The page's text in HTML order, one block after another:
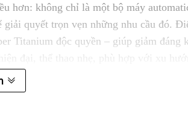
hơn: không chỉ là một bộ máy
giải quyết trọn vẹn những nhu cầu đó.
Titanium độc quyền – giúp giảm đáng
đại, thể thao nhẹ, phù hợp với xu
bị nặng tay, không cầu kỳ nhưng